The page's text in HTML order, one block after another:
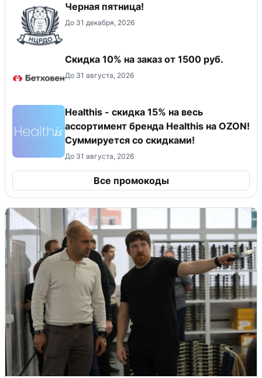
Черная пятница!
До 31 декабря, 2026
Скидка 10% на заказ от 1500 руб.
До 31 августа, 2026
Healthis - скидка 15% на весь
ассортимент бренда Healthis на OZON!
Суммируется со скидками!
До 31 августа, 2026
Все промокоды